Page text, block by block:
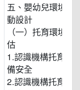
五、嬰幼兒環境規
動設計
（一）托育環境安
估
1.認識機構托育的
備安全
2.認識機構托育的